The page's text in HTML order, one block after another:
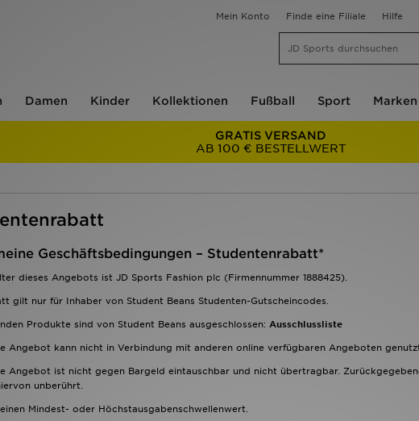
Mein Konto Finde eine Filiale Hilfe
Damen Kinder Kollektionen Fußball Sport Marken
GRATIS VERSAND
AB 100 € BESTELLWERT
Geschäftsbedingungen – Studentenrabatt*
dieses Angebots ist JD Sports Fashion plc (Firmennummer 1888425).
gilt nur für Inhaber von Student Beans Studenten-Gutscheincodes.
Produkte sind von Student Beans ausgeschlossen: Ausschlussliste
Angebot kann nicht in Verbindung mit anderen online verfügbaren Angeboten
Angebot ist nicht gegen Bargeld eintauschbar und nicht übertragbar.
unberührt.
Mindest- oder Höchstausgabenschwellenwert.